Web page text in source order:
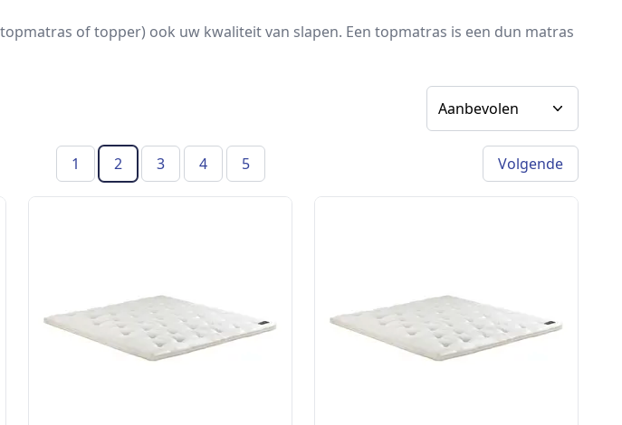
of topper) ook uw kwaliteit van slapen. Een topmatras is een dun matras
Sorteer op
1 2
(Huidige pagina)
3 4 5 Volgende